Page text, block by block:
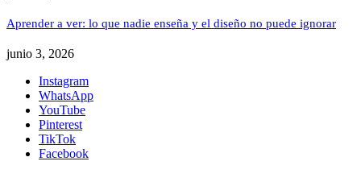
Aprender a ver: lo que nadie enseña y el diseño no puede ignorar
junio 3, 2026
Instagram
WhatsApp
YouTube
Pinterest
TikTok
Facebook